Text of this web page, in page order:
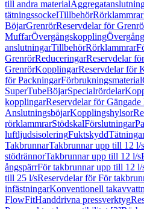
till andra material
tätningssockelTillbehörRörklammrar
BöjarGrenrörReservdelar för
MuffarÖvergångskoppling
anslutningarTillbehörRörklammrar
GrenrörReduceringarReservdelar
GrenrörKopplingarReservdelar för
för PackningarFörbrukningsmaterial
SuperTubeBöjarSpecialrördelar
kopplingarReservdelar för
AnslutningsböjarKopplingshylsor
rörklammrarStödskalFörslutningar
luftljudsisoleringFuktskydd
TakbrunnarTakbrunnar upp till 12 l/s
stödrännorTakbrunnar upp till 12 l/s
ångspärrFör takbrunnar upp till 12 l/
till 25 l/sReservdelar för För
infästningarKonventionell
FlowFitHanddrivna pressverktyg